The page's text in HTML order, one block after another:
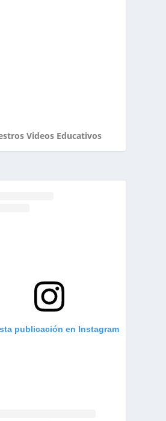
Videos Educativos
publicación en Instagram